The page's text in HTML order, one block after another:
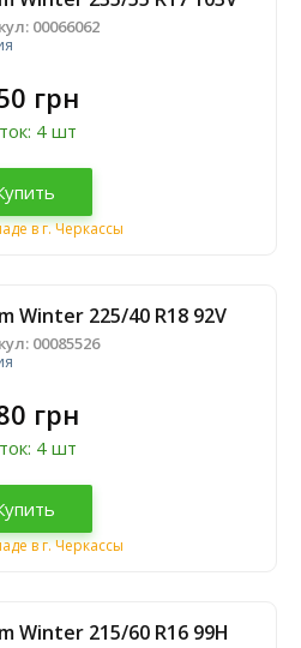
00066062
грн
4 шт
в г. Черкассы
Winter 225/40 R18 92V
00085526
грн
4 шт
в г. Черкассы
Winter 215/60 R16 99H